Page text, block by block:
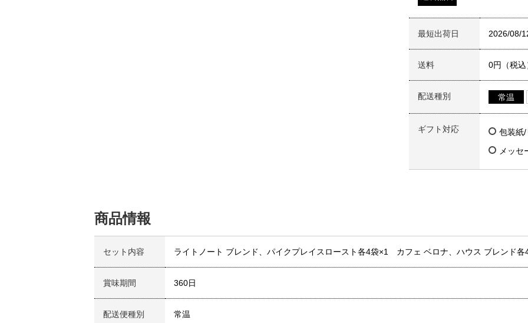
最短出荷日 2026/08/
送料 0円（税込
配送種別 常温
ギフト対応 包装紙/
メッセ
商品情報
セット内容 ライトノート ブレンド、パイクプレイスロースト各4袋×1 カフェ ベロナ、ハウス ブレンド各
賞味期間 360日
配送便種別 常温